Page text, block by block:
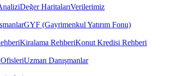
Değer HaritalarıVerilerimiz
GYF (Gayrimenkul Yatırım Fonu)
Kiralama RehberiKonut Kredisi Rehberi
Uzman Danışmanlar